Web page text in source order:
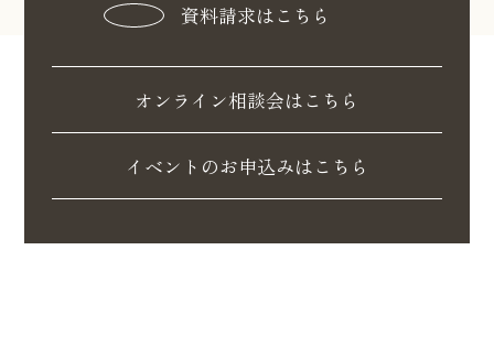
資料請求はこちら
オンライン相談会はこちら
イベントのお申込みはこちら